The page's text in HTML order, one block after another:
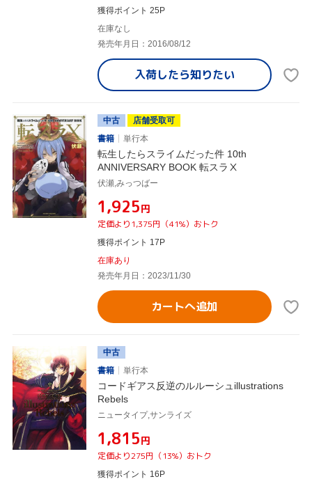
獲得ポイント 25P
在庫なし
発売年月日：2016/08/12
入荷したら知りたい
中古
店舗受取可
書籍
単行本
転生したらスライムだった件 10th
ANNIVERSARY BOOK 転スラⅩ
伏瀬,みっつばー
¥1,925円
定価より1,375円（41%）おトク
獲得ポイント 17P
在庫あり
発売年月日：2023/11/30
カートへ追加
中古
書籍
単行本
コードギアス反逆のルルーシュillustrations
Rebels
ニュータイプ,サンライズ
¥1,815円
定価より275円（13%）おトク
獲得ポイント 16P